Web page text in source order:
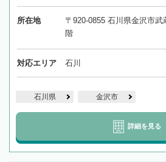
所在地
〒920-0855 石川県金沢市
階
対応エリア 石川
石川県 金沢市
詳細を見る